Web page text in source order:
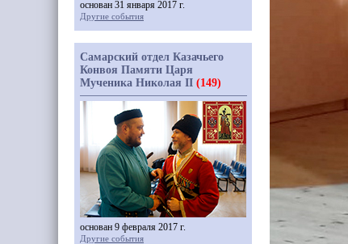
основан 31 января 2017 г.
Другие события
Самарский отдел Казачьего
Конвоя Памяти Царя
Мученика Николая II (149)
основан 9 февраля 2017 г.
Другие события